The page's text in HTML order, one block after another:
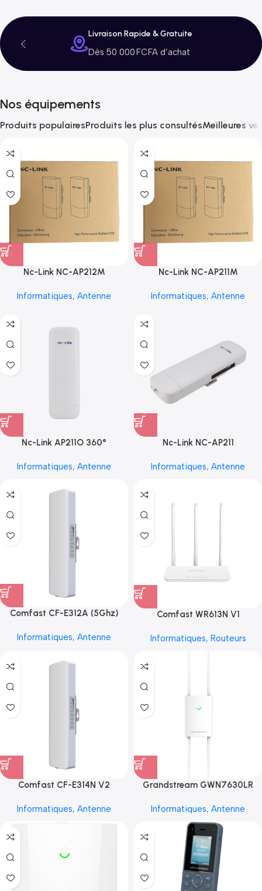
Livraison Rapide & Gratuite
Dès 50 000 FCFA d’achat
Nos équipements
Produits populairesProduits les plus consultésMeilleures
Nc-Link NC-AP212M
Informatiques, Antenne
Nc-Link NC-AP211M
Informatiques, Antenne
Nc-Link AP211O 360°
Informatiques, Antenne
Nc-Link NC-AP211
Informatiques, Antenne
Comfast CF-E312A (5Ghz)
Informatiques, Antenne
Comfast WR613N V1
Informatiques, Routeurs
Comfast CF-E314N V2
Informatiques, Antenne
Grandstream GWN7630LR
Informatiques, Antenne